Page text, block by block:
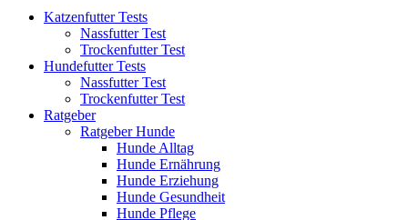
Katzenfutter Tests
Nassfutter Test
Trockenfutter Test
Hundefutter Tests
Nassfutter Test
Trockenfutter Test
Ratgeber
Ratgeber Hunde
Hunde Alltag
Hunde Ernährung
Hunde Erziehung
Hunde Gesundheit
Hunde Pflege